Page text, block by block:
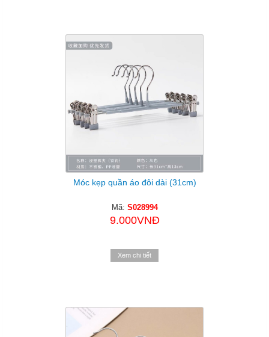
Móc kẹp quần áo đôi dài (31cm)
Mã: S028994
9.000VNĐ
Xem chi tiết